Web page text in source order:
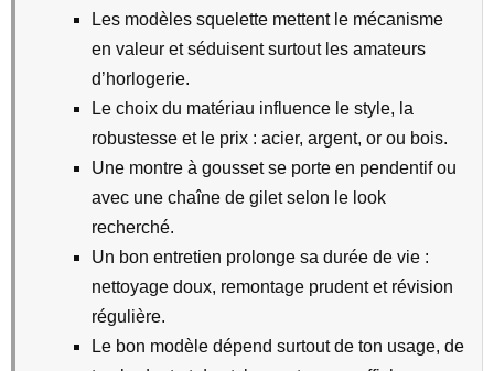
Les modèles squelette mettent le mécanisme
en valeur et séduisent surtout les amateurs
d’horlogerie.
Le choix du matériau influence le style, la
robustesse et le prix : acier, argent, or ou bois.
Une montre à gousset se porte en pendentif ou
avec une chaîne de gilet selon le look
recherché.
Un bon entretien prolonge sa durée de vie :
nettoyage doux, remontage prudent et révision
régulière.
Le bon modèle dépend surtout de ton usage, de